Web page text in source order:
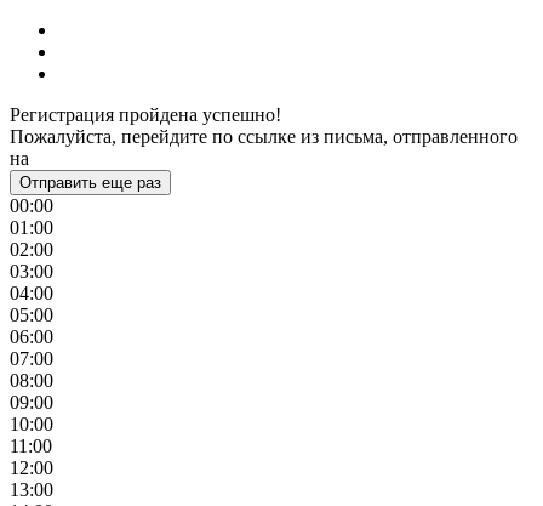
Регистрация пройдена успешно!
Пожалуйста, перейдите по ссылке из письма, отправленного
на
Отправить еще раз
00:00
01:00
02:00
03:00
04:00
05:00
06:00
07:00
08:00
09:00
10:00
11:00
12:00
13:00